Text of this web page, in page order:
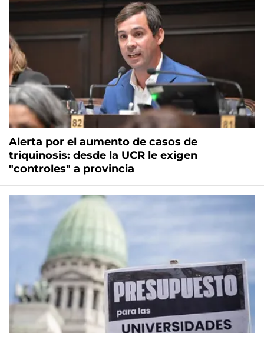
Alerta por el aumento de casos de
triquinosis: desde la UCR le exigen
"controles" a provincia